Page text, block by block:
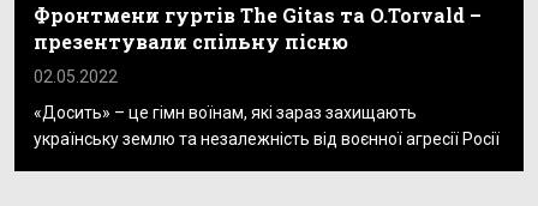
Фронтмени гуртів The Gitas та O.Torvald –
презентували спільну пісню
02.05.2022
«Досить» – це гімн воїнам, які зараз захищають
українську землю та незалежність від воєнної агресії Росії